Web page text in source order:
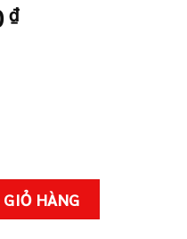
₫Giá
GIỎ HÀNG